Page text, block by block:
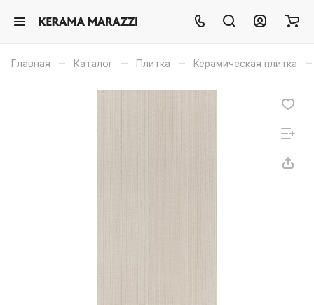
Главная – Каталог – Плитка – Керамическая плитка –